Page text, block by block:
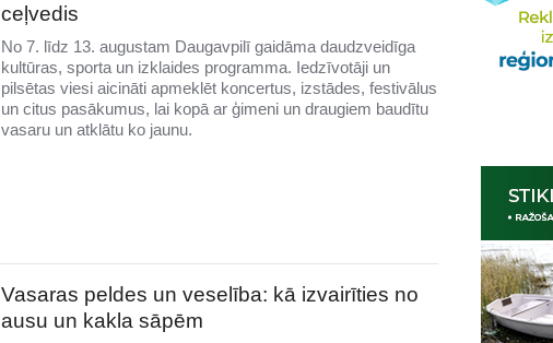
ceļvedis
No 7. līdz 13. augustam Daugavpilī gaidāma daudzveidīga
kultūras, sporta un izklaides programma. Iedzīvotāji un
pilsētas viesi aicināti apmeklēt koncertus, izstādes, festivālus
un citus pasākumus, lai kopā ar ģimeni un draugiem baudītu
vasaru un atklātu ko jaunu.
Vasaras peldes un veselība: kā izvairīties no
ausu un kakla sāpēm